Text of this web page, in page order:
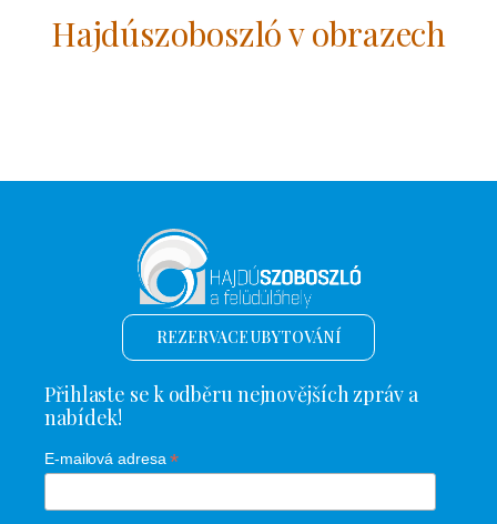
Hajdúszoboszló v obrazech
REZERVACE UBYTOVÁNÍ
Přihlaste se k odběru nejnovějších zpráv a
nabídek!
E-mailová adresa*